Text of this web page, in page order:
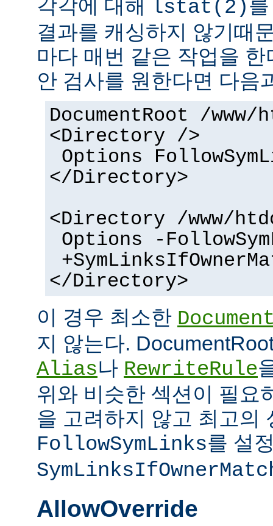
각각에 대해
lstat(2)
결과를 캐싱하지 않기때
마다 매번 같은 작업을
안 검사를 원한다면 다음
DocumentRoot /www/
<Directory />
Options
</Directory>
<Directory /www/
Options -
</Directory>
이 경우 최소한
지 않는다.
Alias나 RewriteRule
위와 비슷한 섹션이 필요
을 고려하지 않고 최고의
FollowSymLinks를 설
AllowOverride